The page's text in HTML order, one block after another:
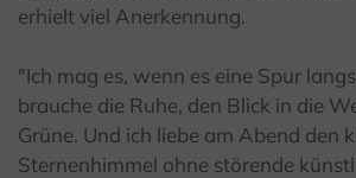
erhielt viel Anerkennung.
"Ich mag es, wenn es eine Spur
brauche die Ruhe, den Blick in die
Grüne. Und ich liebe am Abend den
Sternenhimmel ohne störende